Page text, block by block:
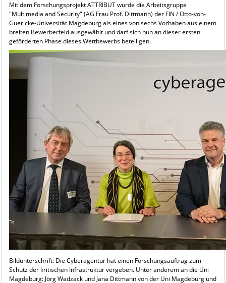
Mit dem Forschungsprojekt ATTRIBUT wurde die Arbeitsgruppe
"Multimedia and Security" (AG Frau Prof. Dittmann) der FIN / Otto-von-
Guericke-Universität Magdeburg als eines von sechs Vorhaben aus einem
breiten Bewerberfeld ausgewählt und darf sich nun an dieser ersten
geförderten Phase dieses Wettbewerbs beteiligen.
Bildunterschrift: Die Cyberagentur hat einen Forschungsauftrag zum
Schutz der kritischen Infrastruktur vergeben. Unter anderem an die Uni
Magdeburg: Jörg Wadzack und Jana Dittmann von der Uni Magdeburg und